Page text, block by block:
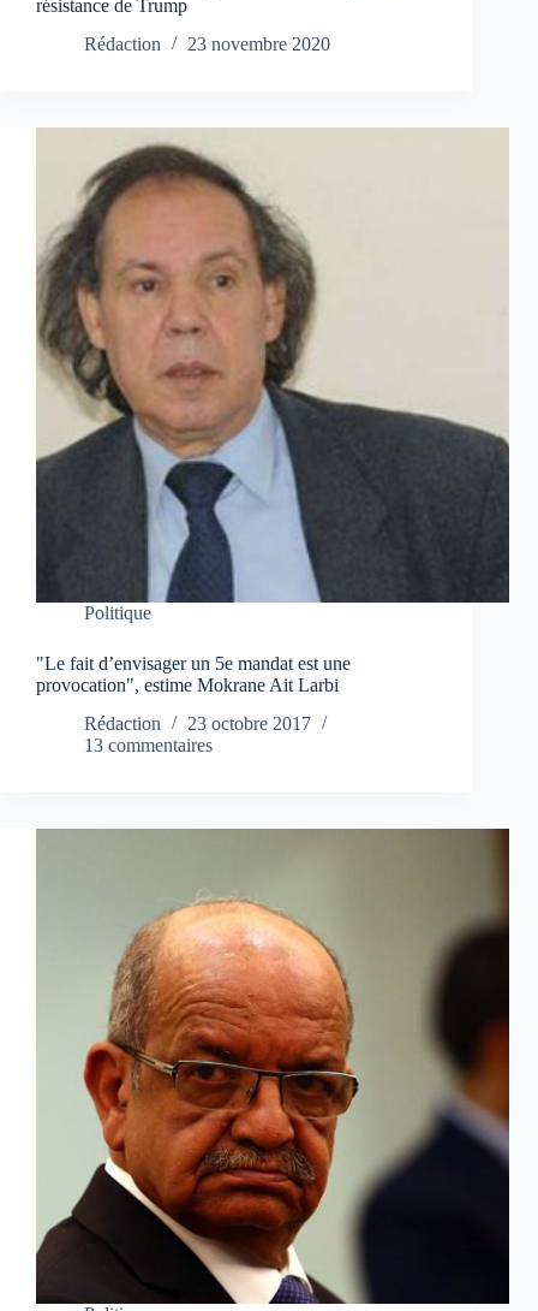
résistance de Trump
Rédaction
23 novembre 2020
Politique
"Le fait d’envisager un 5e mandat est une
provocation", estime Mokrane Ait Larbi
Rédaction
23 octobre 2017
13 commentaires